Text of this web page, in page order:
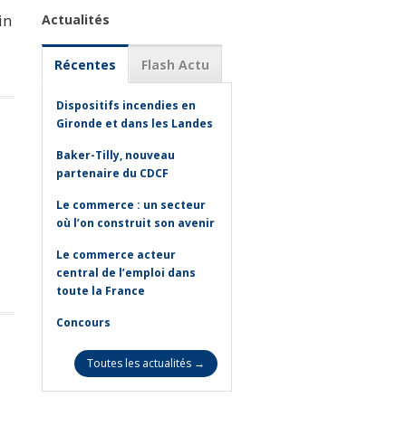
Actualités
Récentes Flash Actu
Dispositifs incendies en
Gironde et dans les Landes
Baker-Tilly, nouveau
partenaire du CDCF
Le commerce : un secteur
où l’on construit son avenir
Le commerce acteur
central de l’emploi dans
toute la France
Concours
Toutes les actualités →